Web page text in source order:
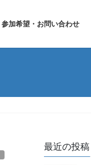
参加希望・お問い合わせ
最近の投稿